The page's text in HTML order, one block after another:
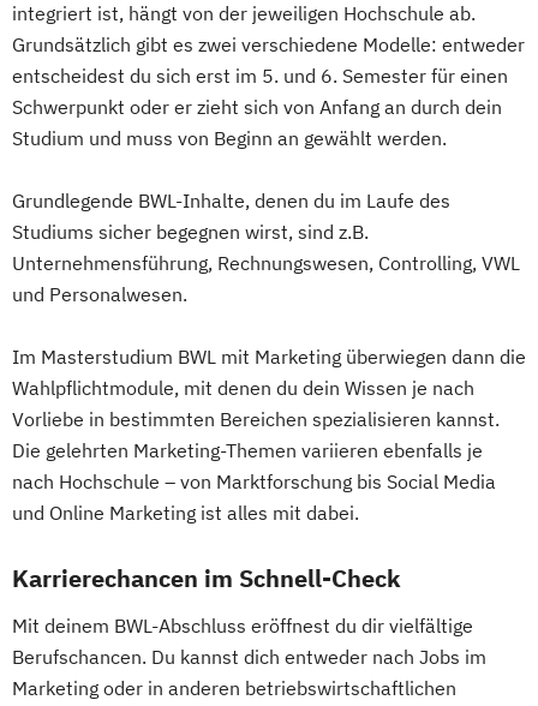
integriert ist, hängt von der jeweiligen Hochschule ab.
Grundsätzlich gibt es zwei verschiedene Modelle: entweder
entscheidest du sich erst im 5. und 6. Semester für einen
Schwerpunkt oder er zieht sich von Anfang an durch dein
Studium und muss von Beginn an gewählt werden.
Grundlegende BWL-Inhalte, denen du im Laufe des
Studiums sicher begegnen wirst, sind z.B.
Unternehmensführung, Rechnungswesen, Controlling, VWL
und Personalwesen.
Im Masterstudium BWL mit Marketing überwiegen dann die
Wahlpflichtmodule, mit denen du dein Wissen je nach
Vorliebe in bestimmten Bereichen spezialisieren kannst.
Die gelehrten Marketing-Themen variieren ebenfalls je
nach Hochschule – von Marktforschung bis Social Media
und Online Marketing ist alles mit dabei.
Karrierechancen im Schnell-Check
Mit deinem BWL-Abschluss eröffnest du dir vielfältige
Berufschancen. Du kannst dich entweder nach Jobs im
Marketing oder in anderen betriebswirtschaftlichen